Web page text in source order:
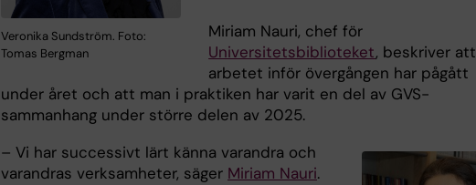
Veronika Sundström. Foto:
Tomas Bergman
Miriam Nauri, chef för
Universitetsbiblioteket, beskriver att
arbetet inför övergången har pågått
under året och att man i praktiken har varit en del av GVS-
sammanhang under större delen av 2025.
– Vi har successivt lärt känna varandra och
varandras verksamheter, säger Miriam Nauri.